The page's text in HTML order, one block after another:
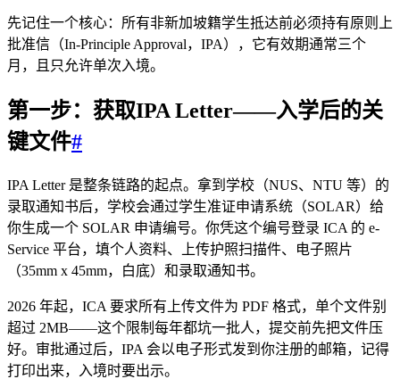
先记住一个核心：所有非新加坡籍学生抵达前必须持有原则上
批准信（In-Principle Approval，IPA），它有效期通常三个
月，且只允许单次入境。
第一步：获取IPA Letter——入学后的关
键文件#
IPA Letter 是整条链路的起点。拿到学校（NUS、NTU 等）的
录取通知书后，学校会通过学生准证申请系统（SOLAR）给
你生成一个 SOLAR 申请编号。你凭这个编号登录 ICA 的 e-
Service 平台，填个人资料、上传护照扫描件、电子照片
（35mm x 45mm，白底）和录取通知书。
2026 年起，ICA 要求所有上传文件为 PDF 格式，单个文件别
超过 2MB——这个限制每年都坑一批人，提交前先把文件压
好。审批通过后，IPA 会以电子形式发到你注册的邮箱，记得
打印出来，入境时要出示。